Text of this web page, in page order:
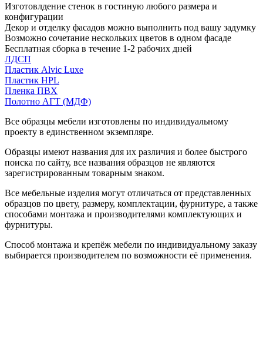
Изготовлдение стенок в гостиную любого размера и
конфигурации
Декор и отделку фасадов можно выполнить под вашу задумку
Возможно сочетание нескольких цветов в одном фасаде
Бесплатная сборка в течение 1-2 рабочих дней
ЛДСП
Пластик Alvic Luxe
Пластик HPL
Пленка ПВХ
Полотно АГТ (МДФ)
Все образцы мебели изготовлены по индивидуальному
проекту в единственном экземпляре.
Образцы имеют названия для их различия и более быстрого
поиска по сайту, все названия образцов не являются
зарегистрированным товарным знаком.
Все мебельные изделия могут отличаться от представленных
образцов по цвету, размеру, комплектации, фурнитуре, а также
способами монтажа и производителями комплектующих и
фурнитуры.
Способ монтажа и крепёж мебели по индивидуальному заказу
выбирается производителем по возможности её применения.